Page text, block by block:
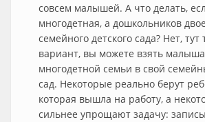
совсем малышей. А что делать,
многодетная, а дошкольников
семейного детского сада? Нет, тут
вариант, вы можете взять
многодетной семьи в свой
сад. Некоторые реально берут
которая вышла на работу, а
сильнее упрощают задачу: